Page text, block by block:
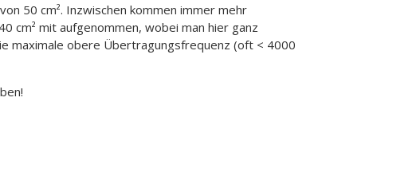
50 cm². Inzwischen kommen immer mehr
cm² mit aufgenommen, wobei man hier ganz
maximale obere Übertragungsfrequenz (oft < 4000